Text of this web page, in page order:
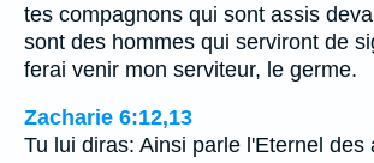
tes compagnons qui sont assis
sont des hommes qui serviront de
ferai venir mon serviteur, le germe.
Zacharie 6:12,13
Tu lui diras: Ainsi parle l'Eternel des